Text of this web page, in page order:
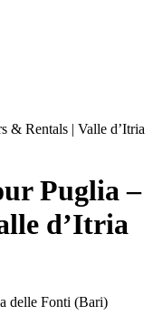
& Rentals | Valle d’Itria
Puglia –
d’Itria
delle Fonti (Bari)